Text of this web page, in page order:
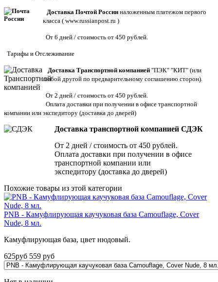
Доставка Почтой России наложенным платежом первого
класса ( www.russianpost.ru )
От 6 дней / стоимость от 450 рублей.
Тарифы и Отслеживание
Доставка Транспортной компанией "ПЭК" "КИТ" (или
любой другой по предварительному соглашению сторон).
От 2 дней / стоимость от 450 рублей.
Оплата доставки при получении в офисе транспортной
компании или экспедитору (доставка до дверей)
Доставка транспортной компанией СДЭК
От 2 дней / стоимость от 450 рублей.
Оплата доставки при получении в офисе
транспортной компании или
экспедитору (доставка до дверей)
Похожие товары из этой категории
PNB - Камуфлирующая каучуковая база Camouflage, Cover
Nude, 8 мл.
Камуфлирующая база, цвет нюдовый.
625руб 559 руб